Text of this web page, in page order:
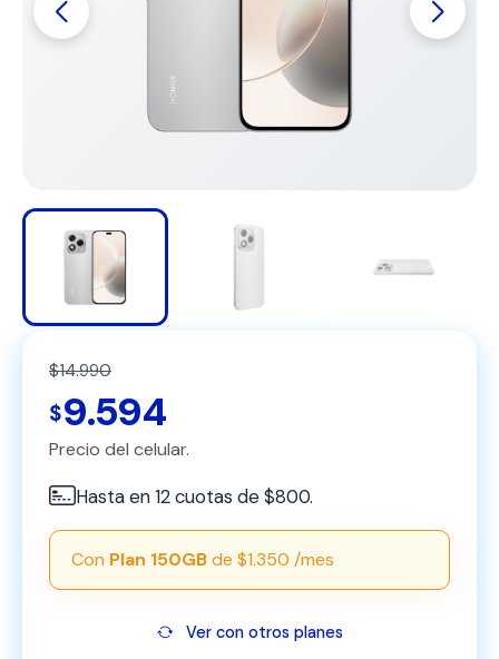
$14.990
$9.594
Precio del celular.
Hasta en 12 cuotas de $800.
Con Plan 150GBde $1.350 /mes
Ver con otros planes